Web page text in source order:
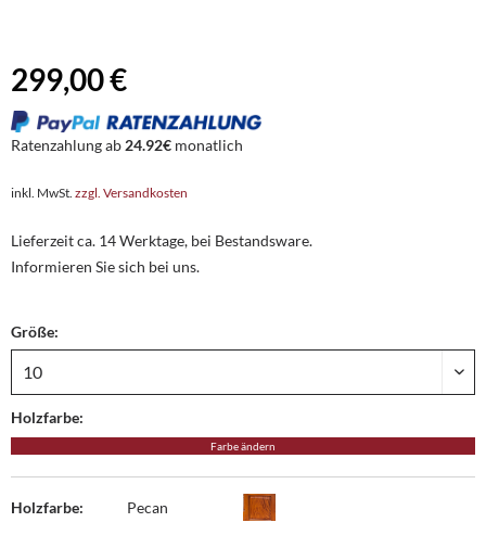
299,00 €
Ratenzahlung ab 24.92€ monatlich
inkl. MwSt. zzgl. Versandkosten
Lieferzeit ca. 14 Werktage, bei Bestandsware.
Informieren Sie sich bei uns.
Größe:
Holzfarbe:
Farbe ändern
Holzfarbe: Pecan